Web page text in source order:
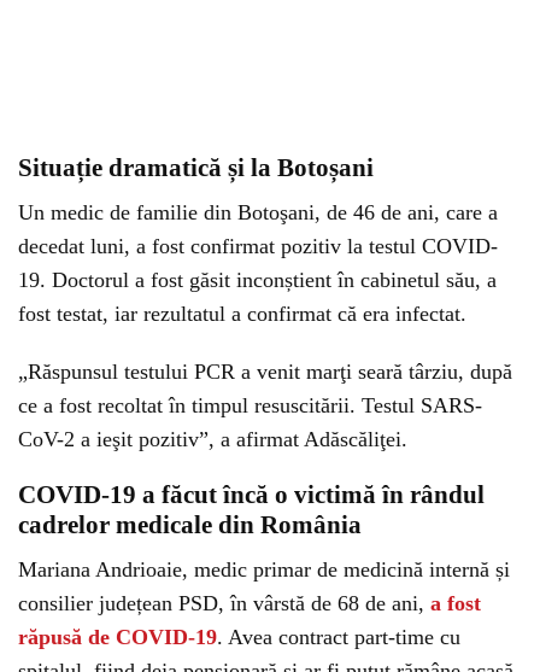
Situație dramatică și la Botoșani
Un medic de familie din Botoşani, de 46 de ani, care a
decedat luni, a fost confirmat pozitiv la testul COVID-
19. Doctorul a fost găsit inconștient în cabinetul său, a
fost testat, iar rezultatul a confirmat că era infectat.
„Răspunsul testului PCR a venit marţi seară târziu, după
ce a fost recoltat în timpul resuscitării. Testul SARS-
CoV-2 a ieşit pozitiv”, a afirmat Adăscăliţei.
COVID-19 a făcut încă o victimă în rândul
cadrelor medicale din România
Mariana Andrioaie, medic primar de medicină internă și
consilier județean PSD, în vârstă de 68 de ani, a fost
răpusă de COVID-19. Avea contract part-time cu